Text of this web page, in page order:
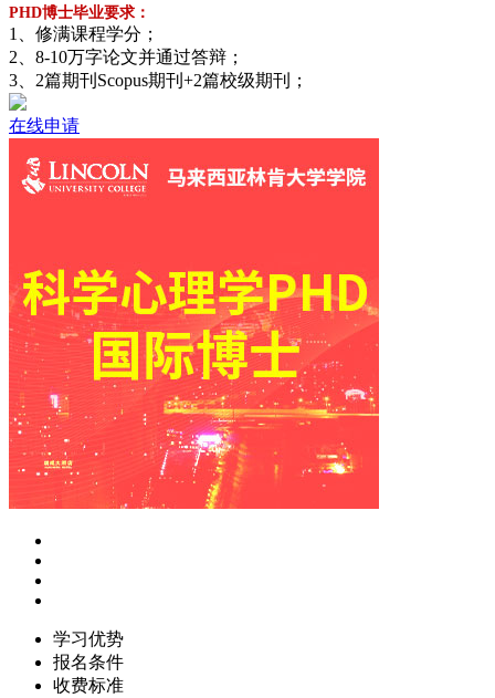
PHD博士毕业要求：
1、修满课程学分；
2、8-10万字论文并通过答辩；
3、2篇期刊Scopus期刊+2篇校级期刊；
在线申请
学习优势
报名条件
收费标准